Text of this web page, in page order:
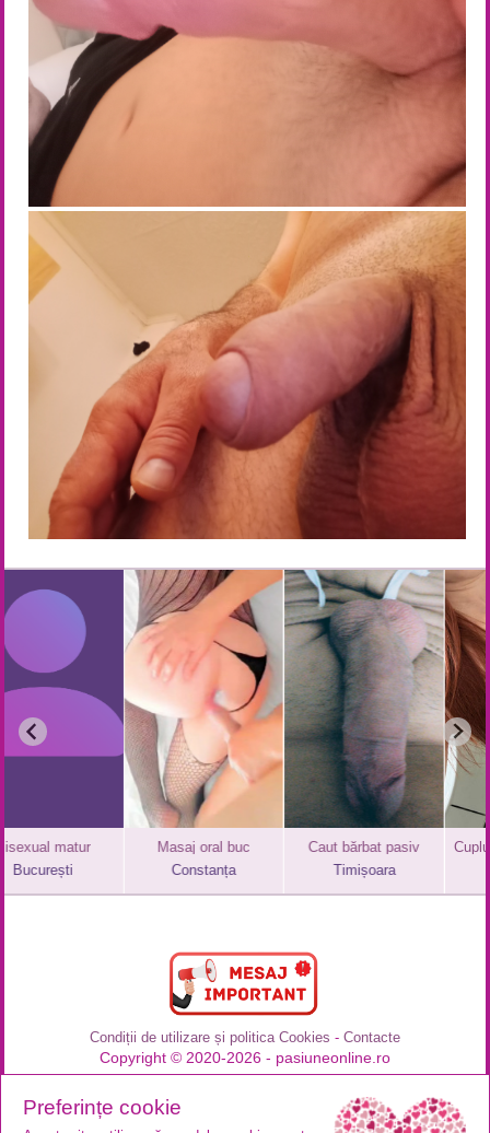
Masaj oral buc
Constanța
Caut bărbat pasiv
Timișoara
Cuplu caută fată sau cuplu
București
Condiții de utilizare și politica Cookies - Contacte
Copyright © 2020-2026 - pasiuneonline.ro
Preferințe cookie